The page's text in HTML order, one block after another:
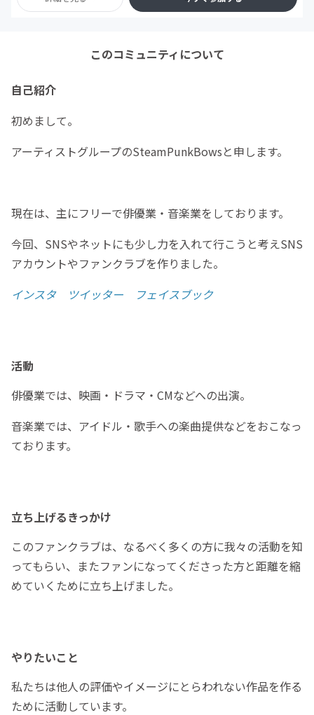
このコミュニティについて
自己紹介
初めまして。
アーティストグループのSteamPunkBowsと申します。
現在は、主にフリーで俳優業・音楽業をしております。
今回、SNSやネットにも少し力を入れて行こうと考えSNS
アカウントやファンクラブを作りました。
インスタ
ツイッター フェイスブック
活動
俳優業では、映画・ドラマ・CMなどへの出演。
音楽業では、アイドル・歌手への楽曲提供などをおこなっ
ております。
立ち上げるきっかけ
このファンクラブは、なるべく多くの方に我々の活動を知
ってもらい、またファンになってくださった方と距離を縮
めていくために立ち上げました。
やりたいこと
私たちは他人の評価やイメージにとらわれない作品を作る
ために活動しています。